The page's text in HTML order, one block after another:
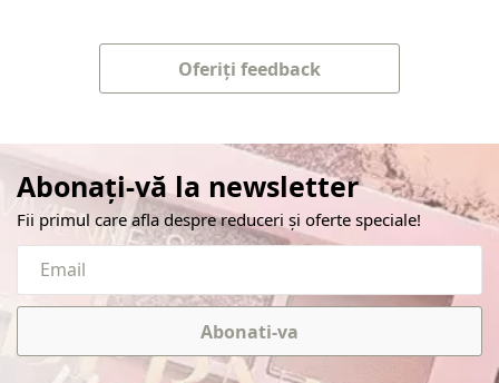
Oferiți feedback
Abonați-vă la newsletter
Fii primul care afla despre reduceri și oferte speciale!
Abonati-va